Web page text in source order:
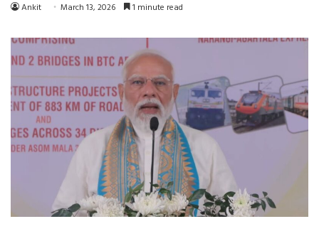
Ankit March 13, 2026 1 minute read